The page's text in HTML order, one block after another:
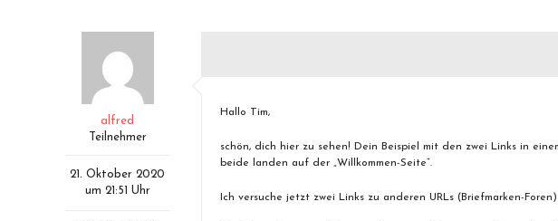
alfred
Teilnehmer
21. Oktober 2020
um 21:51 Uhr
Hallo Tim,
schön, dich hier zu sehen! Dein Beispiel mit den zwei Links in
beide landen auf der „Willkommen-Seite“.
Ich versuche jetzt zwei Links zu anderen URLs (Briefmarken-Foren)